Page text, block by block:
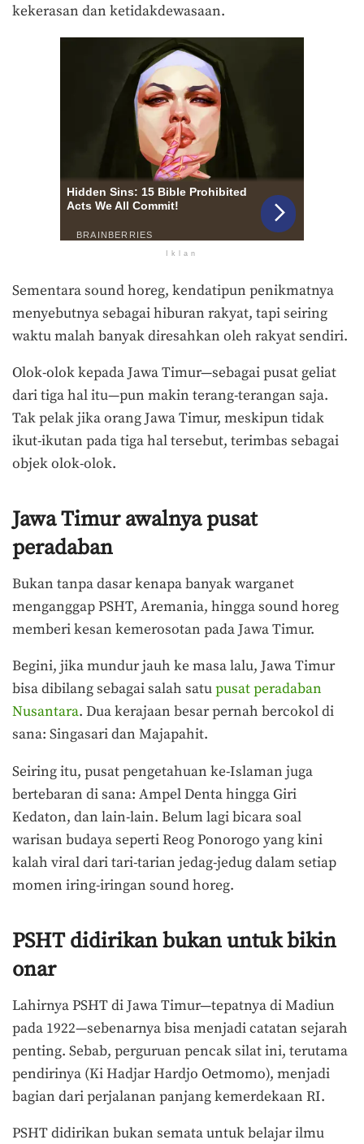
kekerasan dan ketidakdewasaan.
Iklan
Sementara sound horeg, kendatipun penikmatnya
menyebutnya sebagai hiburan rakyat, tapi seiring
waktu malah banyak diresahkan oleh rakyat sendiri.
Olok-olok kepada Jawa Timur—sebagai pusat geliat
dari tiga hal itu—pun makin terang-terangan saja.
Tak pelak jika orang Jawa Timur, meskipun tidak
ikut-ikutan pada tiga hal tersebut, terimbas sebagai
objek olok-olok.
Jawa Timur awalnya pusat
peradaban
Bukan tanpa dasar kenapa banyak warganet
menganggap PSHT, Aremania, hingga sound horeg
memberi kesan kemerosotan pada Jawa Timur.
Begini, jika mundur jauh ke masa lalu, Jawa Timur
bisa dibilang sebagai salah satupusat peradaban
Nusantara. Dua kerajaan besar pernah bercokol di
sana: Singasari dan Majapahit.
Seiring itu, pusat pengetahuan ke-Islaman juga
bertebaran di sana: Ampel Denta hingga Giri
Kedaton, dan lain-lain. Belum lagi bicara soal
warisan budaya seperti Reog Ponorogo yang kini
kalah viral dari tari-tarian jedag-jedug dalam setiap
momen iring-iringan sound horeg.
PSHT didirikan bukan untuk bikin
onar
Lahirnya PSHT di Jawa Timur—tepatnya di Madiun
pada 1922—sebenarnya bisa menjadi catatan sejarah
penting. Sebab, perguruan pencak silat ini, terutama
pendirinya (Ki Hadjar Hardjo Oetmomo), menjadi
bagian dari perjalanan panjang kemerdekaan RI.
PSHT didirikan bukan semata untuk belajar ilmu